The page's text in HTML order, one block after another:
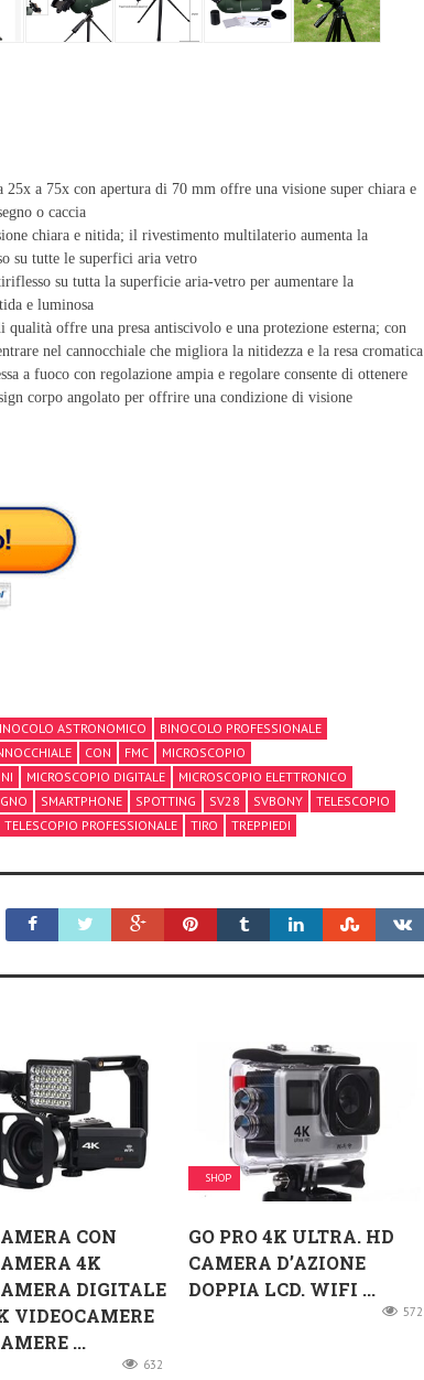
a 75x con apertura di 70 mm offre una visione super chiara e
o caccia
chiara e nitida; il rivestimento multilaterio aumenta la
su tutte le superfici aria vetro
su tutta la superficie aria-vetro per aumentare la
e luminosa
offre una presa antiscivolo e una protezione esterna; con
nel cannocchiale che migliora la nitidezza e la resa cromatica
a fuoco con regolazione ampia e regolare consente di ottenere
corpo angolato per offrire una condizione di visione
ASTRONOMICO
BINOCOLO PROFESSIONALE
CON FMC
MICROSCOPIO
MICROSCOPIO DIGITALE
MICROSCOPIO ELETTRONICO
SMARTPHONE SPOTTING SV28 SVBONY
TELESCOPIO
TELESCOPIO PROFESSIONALE
TIRO TREPPIEDI
CON
4K
DIGITALE
VIDEOCAMERE
...
632
SHOP
GO PRO 4K ULTRA. HD
CAMERA D’AZIONE
DOPPIA LCD. WIFI ...
572